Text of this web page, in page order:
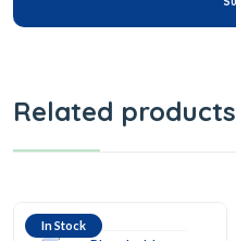
Related products
In Stock